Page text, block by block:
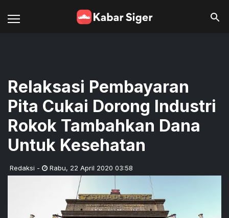
Relaksasi Pembayaran
Pita Cukai Dorong Industri
Rokok Tambahkan Dana
Untuk Kesehatan
Redaksi - Rabu, 22 April 2020 03:58